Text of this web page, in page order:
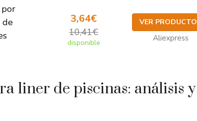
por
de
3,64€
10,41€
disponible
VER PRODUCTO
Aliexpress
liner de piscinas: análisis y